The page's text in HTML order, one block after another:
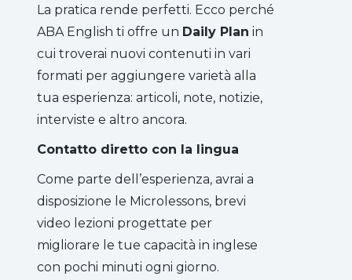
La pratica rende perfetti. Ecco perché
ABA English ti offre un Daily Plan in
cui troverai nuovi contenuti in vari
formati per aggiungere varietà alla
tua esperienza: articoli, note, notizie,
interviste e altro ancora.
Contatto diretto con la lingua
Come parte dell’esperienza, avrai a
disposizione le Microlessons, brevi
video lezioni progettate per
migliorare le tue capacità in inglese
con pochi minuti ogni giorno.